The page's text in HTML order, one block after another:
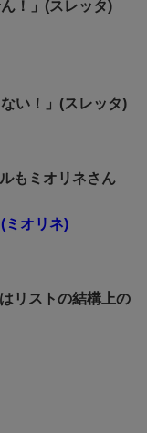
！」(スレッタ)
い！」(スレッタ)
もミオリネさん
ミオリネ)
リストの結構上の